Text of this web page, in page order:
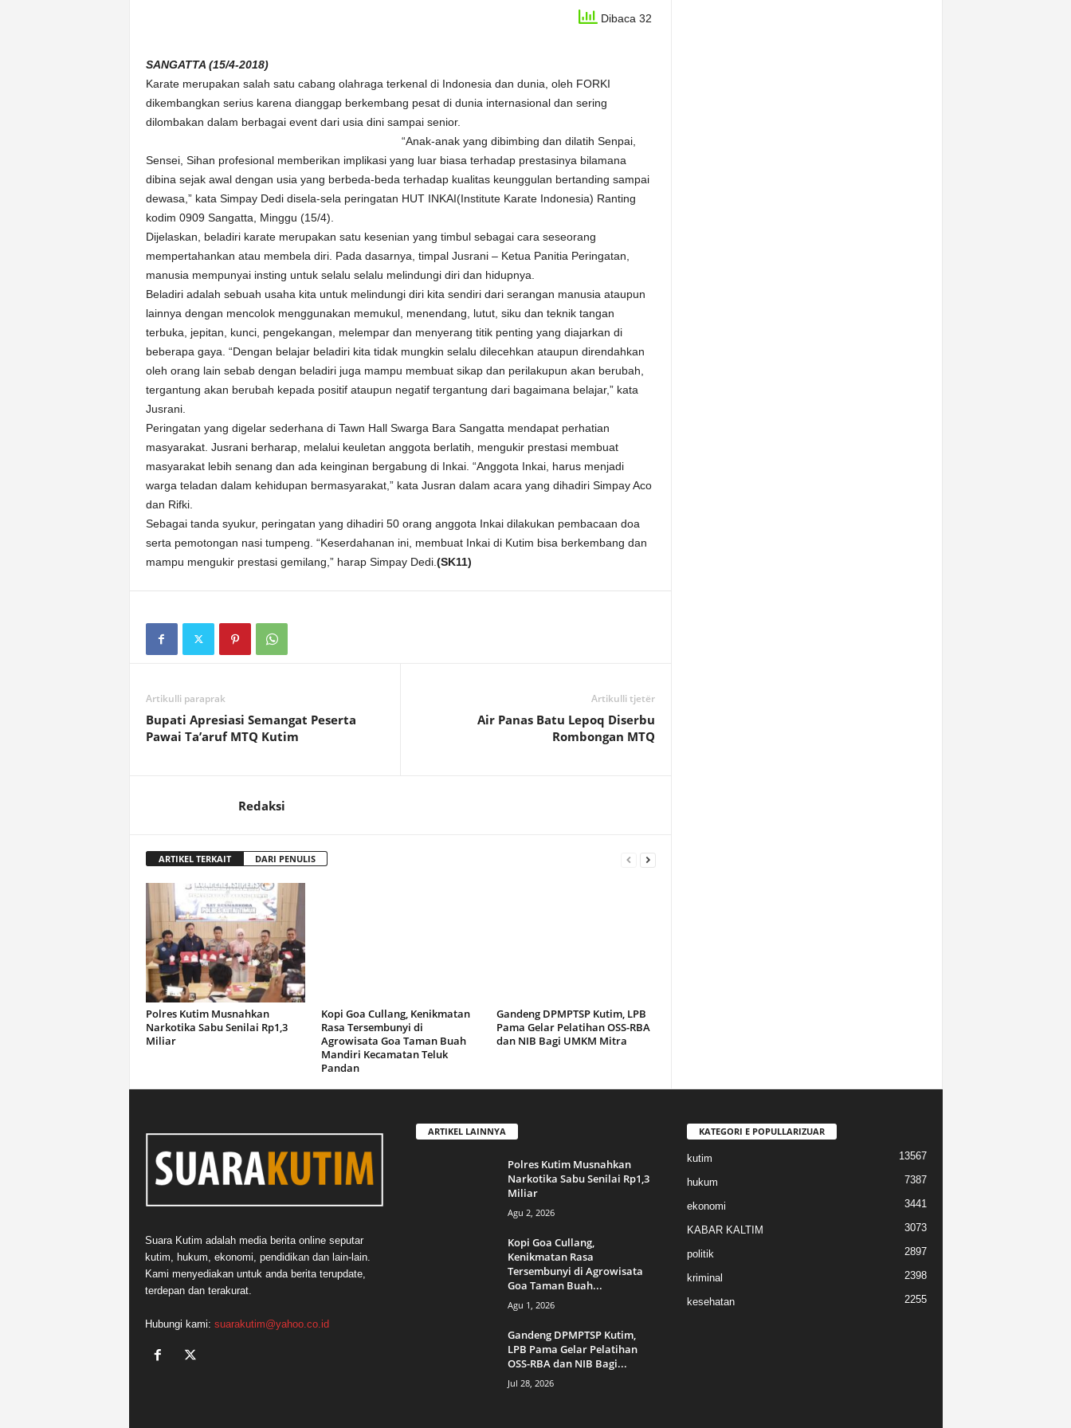
Dibaca 32
SANGATTA (15/4-2018)
Karate merupakan salah satu cabang olahraga terkenal di Indonesia dan dunia, oleh FORKI
dikembangkan serius karena dianggap berkembang pesat di dunia internasional dan sering
dilombakan dalam berbagai event dari usia dini sampai senior.
“Anak-anak yang dibimbing dan dilatih Senpai,
Sensei, Sihan profesional memberikan implikasi yang luar biasa terhadap prestasinya bilamana
dibina sejak awal dengan usia yang berbeda-beda terhadap kualitas keunggulan bertanding sampai
dewasa,” kata Simpay Dedi disela-sela peringatan HUT INKAI(Institute Karate Indonesia) Ranting
kodim 0909 Sangatta, Minggu (15/4).
Dijelaskan, beladiri karate merupakan satu kesenian yang timbul sebagai cara seseorang
mempertahankan atau membela diri. Pada dasarnya, timpal Jusrani – Ketua Panitia Peringatan,
manusia mempunyai insting untuk selalu selalu melindungi diri dan hidupnya.
Beladiri adalah sebuah usaha kita untuk melindungi diri kita sendiri dari serangan manusia ataupun
lainnya dengan mencolok menggunakan memukul, menendang, lutut, siku dan teknik tangan
terbuka, jepitan, kunci, pengekangan, melempar dan menyerang titik penting yang diajarkan di
beberapa gaya. “Dengan belajar beladiri kita tidak mungkin selalu dilecehkan ataupun direndahkan
oleh orang lain sebab dengan beladiri juga mampu membuat sikap dan perilakupun akan berubah,
tergantung akan berubah kepada positif ataupun negatif tergantung dari bagaimana belajar,” kata
Jusrani.
Peringatan yang digelar sederhana di Tawn Hall Swarga Bara Sangatta mendapat perhatian
masyarakat. Jusrani berharap, melalui keuletan anggota berlatih, mengukir prestasi membuat
masyarakat lebih senang dan ada keinginan bergabung di Inkai. “Anggota Inkai, harus menjadi
warga teladan dalam kehidupan bermasyarakat,” kata Jusran dalam acara yang dihadiri Simpay Aco
dan Rifki.
Sebagai tanda syukur, peringatan yang dihadiri 50 orang anggota Inkai dilakukan pembacaan doa
serta pemotongan nasi tumpeng. “Keserdahanan ini, membuat Inkai di Kutim bisa berkembang dan
mampu mengukir prestasi gemilang,” harap Simpay Dedi. (SK11)
Artikulli paraprak
Bupati Apresiasi Semangat Peserta
Pawai Ta’aruf MTQ Kutim
Artikulli tjetër
Air Panas Batu Lepoq Diserbu
Rombongan MTQ
Redaksi
ARTIKEL TERKAIT DARI PENULIS
Polres Kutim Musnahkan
Narkotika Sabu Senilai Rp1,3
Miliar
Kopi Goa Cullang, Kenikmatan
Rasa Tersembunyi di
Agrowisata Goa Taman Buah
Mandiri Kecamatan Teluk
Pandan
Gandeng DPMPTSP Kutim, LPB
Pama Gelar Pelatihan OSS-RBA
dan NIB Bagi UMKM Mitra
Suara Kutim adalah media berita online seputar
kutim, hukum, ekonomi, pendidikan dan lain-lain.
Kami menyediakan untuk anda berita terupdate,
terdepan dan terakurat.
Hubungi kami: suarakutim@yahoo.co.id
ARTIKEL LAINNYA
Polres Kutim Musnahkan
Narkotika Sabu Senilai Rp1,3
Miliar
Agu 2, 2026
Kopi Goa Cullang,
Kenikmatan Rasa
Tersembunyi di Agrowisata
Goa Taman Buah...
Agu 1, 2026
Gandeng DPMPTSP Kutim,
LPB Pama Gelar Pelatihan
OSS-RBA dan NIB Bagi...
Jul 28, 2026
KATEGORI E POPULLARIZUAR
kutim 13567
hukum 7387
ekonomi 3441
KABAR KALTIM 3073
politik 2897
kriminal 2398
kesehatan 2255